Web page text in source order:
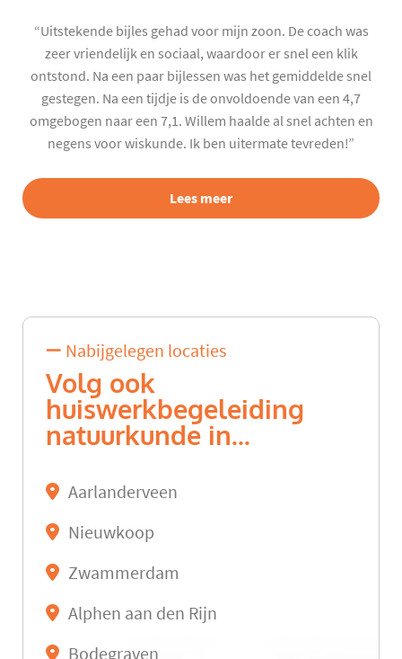
“Uitstekende bijles gehad voor mijn zoon. De coach was
zeer vriendelijk en sociaal, waardoor er snel een klik
ontstond. Na een paar bijlessen was het gemiddelde snel
gestegen. Na een tijdje is de onvoldoende van een 4,7
omgebogen naar een 7,1. Willem haalde al snel achten en
negens voor wiskunde. Ik ben uitermate tevreden!”
Lees meer
Nabijgelegen locaties
Volg ook
huiswerkbegeleiding
natuurkunde in...
Aarlanderveen
Nieuwkoop
Zwammerdam
Alphen aan den Rijn
Bodegraven